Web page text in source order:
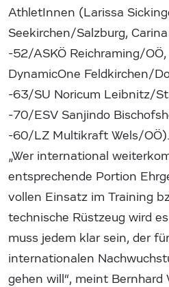
AthletInnen (Larissa
Seekirchen/Salzburg,
-52/ASKÖ Reichraming/
DynamicOne Feldkirchen/
-63/SU Noricum Leibnitz/
-70/ESV Sanjindo
-60/LZ Multikraft Wels/OÖ).
„Wer international
entsprechende Portion
vollen Einsatz im Training
technische Rüstzeug wird
muss jedem klar sein, der
internationalen
gehen will“, meint Bernhard